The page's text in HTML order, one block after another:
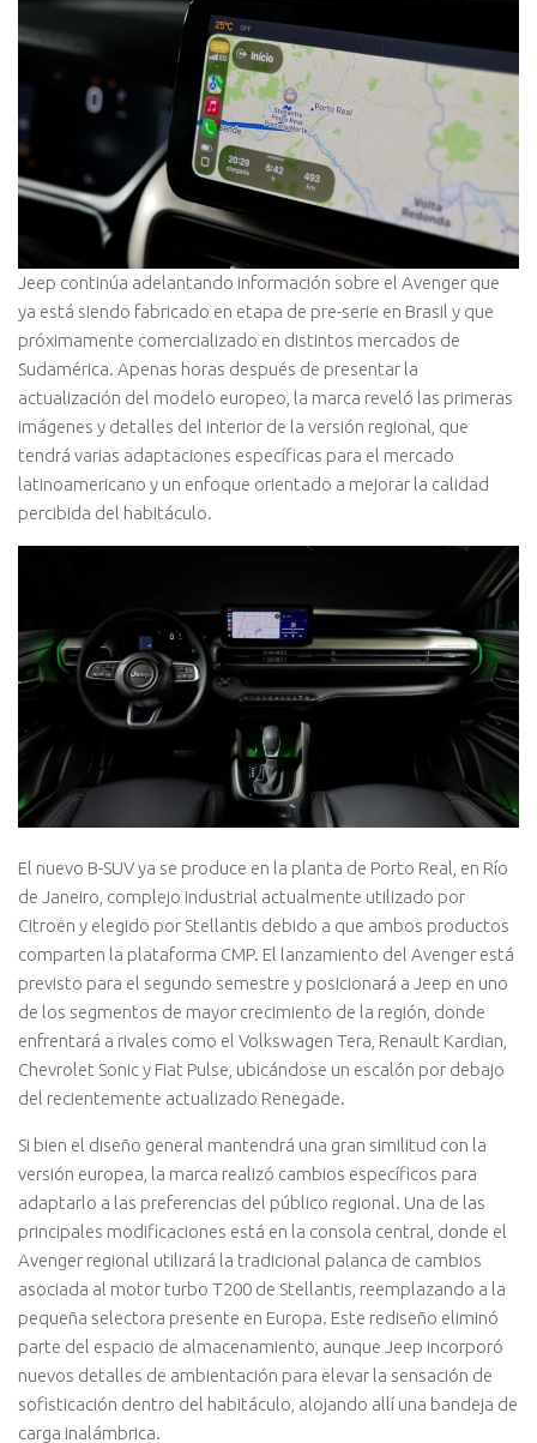
Jeep continúa adelantando información sobre el Avenger que
ya está siendo fabricado en etapa de pre-serie en Brasil y que
próximamente comercializado en distintos mercados de
Sudamérica. Apenas horas después de presentar la
actualización del modelo europeo, la marca reveló las primeras
imágenes y detalles del interior de la versión regional, que
tendrá varias adaptaciones específicas para el mercado
latinoamericano y un enfoque orientado a mejorar la calidad
percibida del habitáculo.
El nuevo B-SUV ya se produce en la planta de Porto Real, en Río
de Janeiro, complejo industrial actualmente utilizado por
Citroën y elegido por Stellantis debido a que ambos productos
comparten la plataforma CMP. El lanzamiento del Avenger está
previsto para el segundo semestre y posicionará a Jeep en uno
de los segmentos de mayor crecimiento de la región, donde
enfrentará a rivales como el Volkswagen Tera, Renault Kardian,
Chevrolet Sonic y Fiat Pulse, ubicándose un escalón por debajo
del recientemente actualizado Renegade.
Si bien el diseño general mantendrá una gran similitud con la
versión europea, la marca realizó cambios específicos para
adaptarlo a las preferencias del público regional. Una de las
principales modificaciones está en la consola central, donde el
Avenger regional utilizará la tradicional palanca de cambios
asociada al motor turbo T200 de Stellantis, reemplazando a la
pequeña selectora presente en Europa. Este rediseño eliminó
parte del espacio de almacenamiento, aunque Jeep incorporó
nuevos detalles de ambientación para elevar la sensación de
sofisticación dentro del habitáculo, alojando allí una bandeja de
carga inalámbrica.